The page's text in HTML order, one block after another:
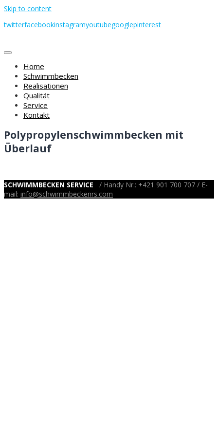
Skip to content
twitterfacebookinstagramyoutubegooglepinterest
Home
Schwimmbecken
Realisationen
Qualität
Service
Kontakt
Polypropylenschwimmbecken mit
Überlauf
SCHWIMMBECKEN SERVICE / Handy Nr.: +421 901 700 707 / E-
mail: info@schwimmbeckenrs.com